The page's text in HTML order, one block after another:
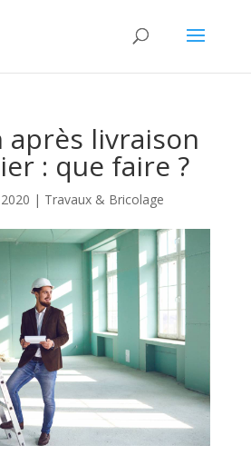
après livraison
: que faire ?
| Travaux & Bricolage